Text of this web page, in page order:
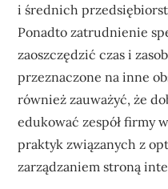
i średnich
Ponadto zatrudnienie
zaoszczędzić czas i
przeznaczone na inne
również zauważyć, że
edukować zespół firmy
praktyk związanych z
zarządzaniem stroną